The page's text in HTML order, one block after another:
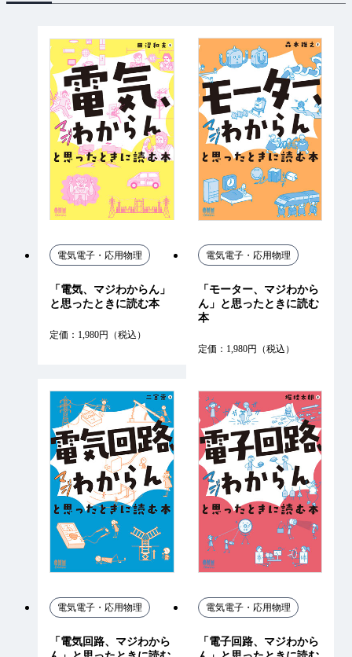
「電気、マジわからん」
と思ったときに読む本
電気電子・応用物理
定価：1,980円（税込）
「モーター、マジわから
ん」と思ったときに読む
本
電気電子・応用物理
定価：1,980円（税込）
「電気回路、マジわから
電気電子・応用物理
「電子回路、マジわから
電気電子・応用物理